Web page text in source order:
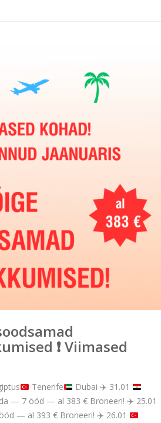
❗ Viimased
Tenerife Dubai ✈️ 31.01
— 7 ööd — al 383 € Broneeri! ✈️ 25.01
— al 393 € Broneeri! ✈️ 26.01